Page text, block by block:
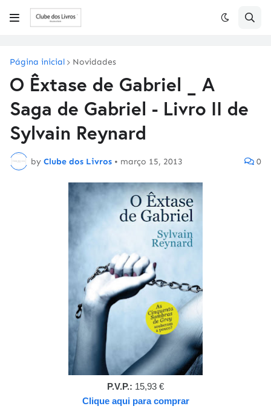
Página inicial Novidades
O Êxtase de Gabriel _ A
Saga de Gabriel - Livro II de
Sylvain Reynard
by Clube dos Livros • março 15, 2013 0
P.V.P.: 15,93 €
Clique aqui para comprar